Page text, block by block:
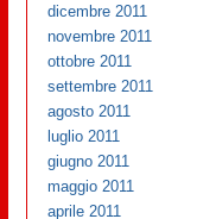
dicembre 2011
novembre 2011
ottobre 2011
settembre 2011
agosto 2011
luglio 2011
giugno 2011
maggio 2011
aprile 2011